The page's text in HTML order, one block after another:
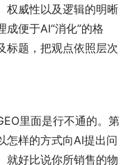
权威性以及逻辑的明晰
便于AI“消化”的格
标题，把观点依照层次
里面是行不通的。第
怎样的方式向AI提出问
就好比说你所销售的物